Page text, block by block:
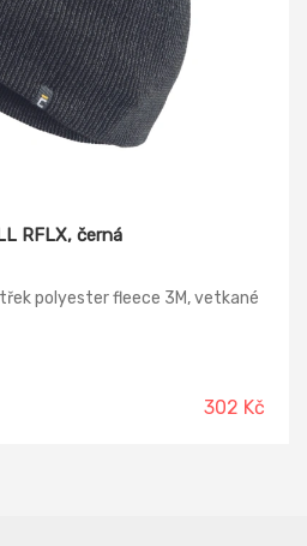
RFLX, černá
polyester fleece 3M, vetkané
302 Kč